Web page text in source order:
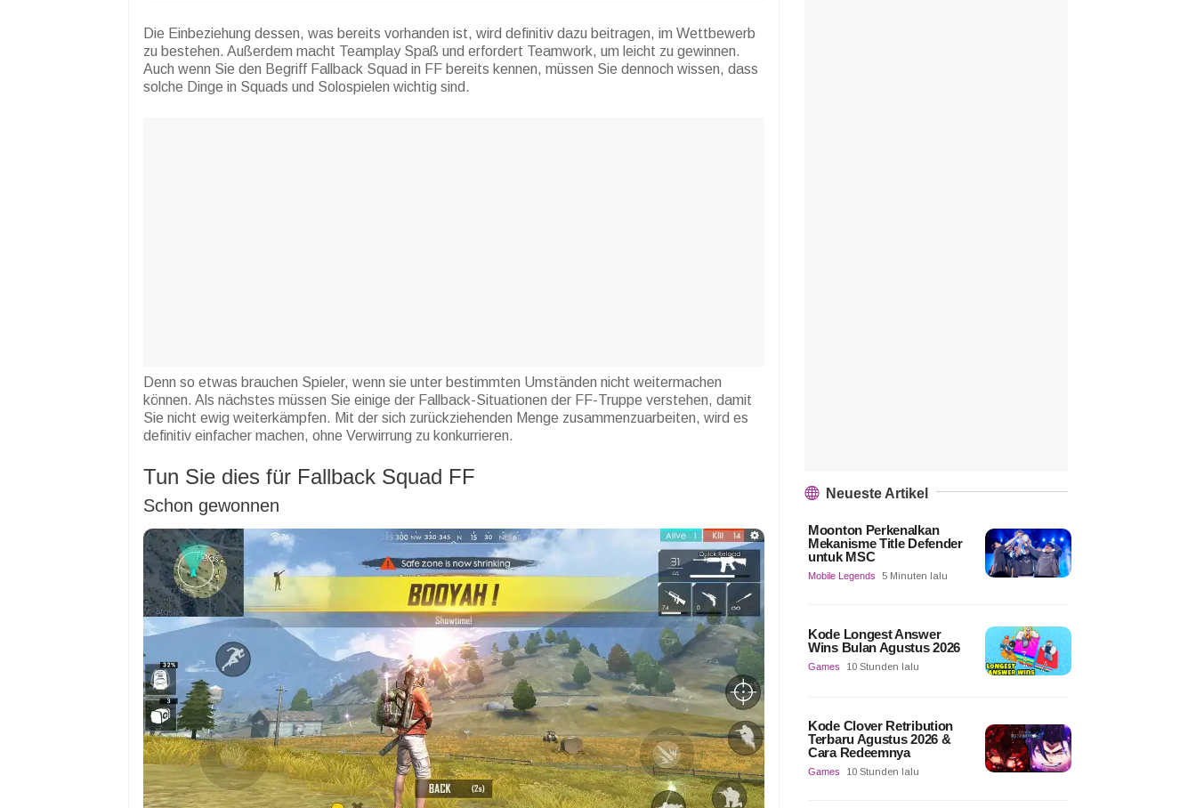
Die Einbeziehung dessen, was bereits vorhanden ist, wird definitiv dazu beitragen, im Wettbewerb
zu bestehen. Außerdem macht Teamplay Spaß und erfordert Teamwork, um leicht zu gewinnen.
Auch wenn Sie den Begriff Fallback Squad in FF bereits kennen, müssen Sie dennoch wissen, dass
solche Dinge in Squads und Solospielen wichtig sind.
Denn so etwas brauchen Spieler, wenn sie unter bestimmten Umständen nicht weitermachen
können. Als nächstes müssen Sie einige der Fallback-Situationen der FF-Truppe verstehen, damit
Sie nicht ewig weiterkämpfen. Mit der sich zurückziehenden Menge zusammenzuarbeiten, wird es
definitiv einfacher machen, ohne Verwirrung zu konkurrieren.
Tun Sie dies für Fallback Squad FF
Schon gewonnen
Neueste Artikel
Moonton Perkenalkan
Mekanisme Title Defender
untuk MSC
Mobile Legends 5 Minuten lalu
Kode Longest Answer
Wins Bulan Agustus 2026
Games 10 Stunden lalu
Kode Clover Retribution
Terbaru Agustus 2026 &
Cara Redeemnya
Games 10 Stunden lalu